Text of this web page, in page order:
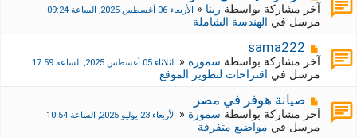
ةة
ج
د
ي
د
ة
ش
ر
ك
ة
ج
د
ي
د
ة
آخر مشاركة بواسطة رينا« الأربعاء 06 أغسطس 2025, الساعة 09:24
مرسل في الهندسة الشاملة
م
ش
ر
ك
ة
ج
د
sama222
آخر مشاركة بواسطة سموره« الثلاثاء 05 أغسطس 2025, الساعة 17:59
مرسل في اقتراحات لتطوير الموقع
م
ش
صيانة هوفر في مصر
آخر مشاركة بواسطة سمورة« الأربعاء 23 يوليو 2025, الساعة 10:54
مرسل في مواضيع متفرقة